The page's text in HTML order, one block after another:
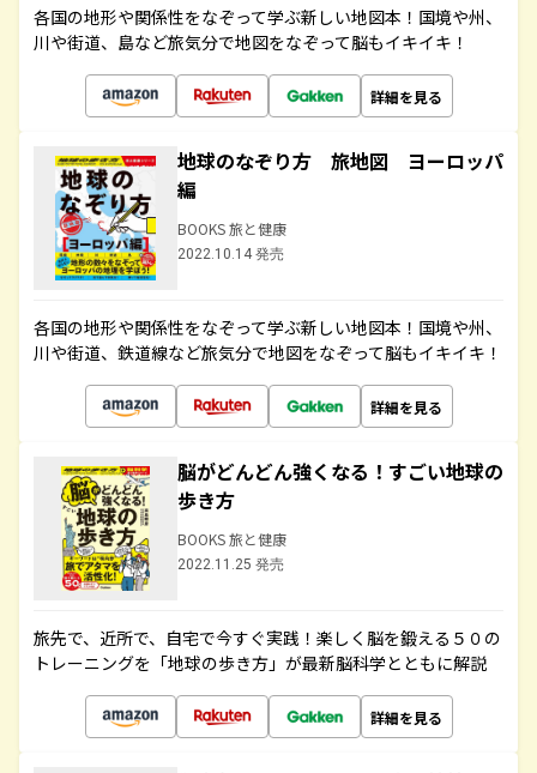
各国の地形や関係性をなぞって学ぶ新しい地図本！国境や州、
川や街道、島など旅気分で地図をなぞって脳もイキイキ！
詳細を見る
地球のなぞり方 旅地図 ヨーロッパ
編
BOOKS 旅と健康
2022.10.14 発売
各国の地形や関係性をなぞって学ぶ新しい地図本！国境や州、
川や街道、鉄道線など旅気分で地図をなぞって脳もイキイキ！
詳細を見る
脳がどんどん強くなる！すごい地球の
歩き方
BOOKS 旅と健康
2022.11.25 発売
旅先で、近所で、自宅で今すぐ実践！楽しく脳を鍛える５０の
トレーニングを「地球の歩き方」が最新脳科学とともに解説
詳細を見る